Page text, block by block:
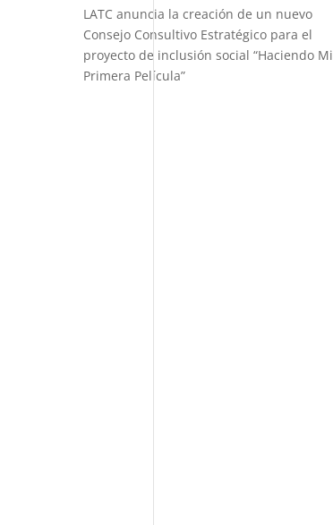
LATC anuncia la creación de un nuevo
Consejo Consultivo Estratégico para el
proyecto de inclusión social “Haciendo Mi
Primera Película”